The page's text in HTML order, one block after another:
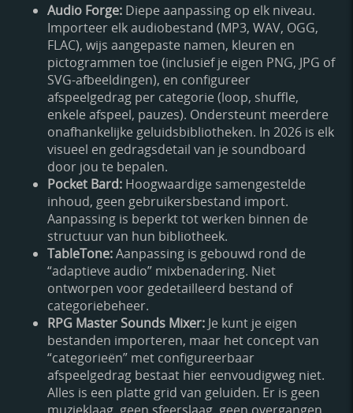
Audio Forge: Diepe aanpassing op elk niveau.
Importeer elk audiobestand (MP3, WAV, OGG,
FLAC), wijs aangepaste namen, kleuren en
pictogrammen toe (inclusief je eigen PNG, JPG of
SVG-afbeeldingen), en configureer
afspeelgedrag per categorie (loop, shuffle,
enkele afspeel, pauzes). Ondersteunt meerdere
onafhankelijke geluidsbibliotheken. In 2026 is elk
visueel en gedragsdetail van je soundboard
door jou te bepalen.
Pocket Bard: Hoogwaardige samengestelde
inhoud, geen gebruikersbestand import.
Aanpassing is beperkt tot werken binnen de
structuur van hun bibliotheek.
TableTone:Aanpassing is gebouwd rond de
“adaptieve audio” mixbenadering. Niet
ontworpen voor gedetailleerd bestand of
categoriebeheer.
RPG Master Sounds Mixer: Je kunt je eigen
bestanden importeren, maar het concept van
“categorieën” met configureerbaar
afspeelgedrag bestaat hier eenvoudigweg niet.
Alles is een platte grid van geluiden. Er is geen